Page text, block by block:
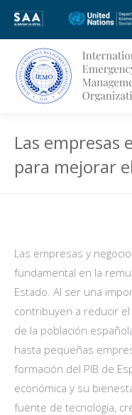
Las empresas
para mejorar
Las empresas y
fundamental en la
Estado. Al ser una
contribuyen a reducir
de la población
hasta pequeñas
formación del PIB de
económica y su
fuente de tecnología,